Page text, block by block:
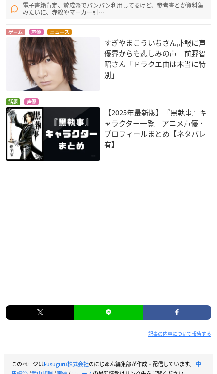
電子書籍肯定、賛成派でバンバン利用してるけど、参考書とか資料集
みたいに、赤線やマーカー引…
ゲーム 声優 ニュース
すぎやまこういちさん訃報に声
優界からも悲しみの声 前野智
昭さん「ドラクエ曲は本当に特
別」
話題 声優
【2025年最新版】『黒執事』キ
ャラクター一覧｜アニメ声優・
プロフィールまとめ【ネタバレ
有】
記事の内容について報告する
このページはkusuguru株式会社のにじめん編集部が作成・配信しています。 中